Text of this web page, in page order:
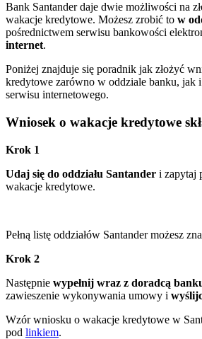
Bank Santander daje dwie możliwości na
wakacje kredytowe. Możesz zrobić to w
pośrednictwem serwisu bankowości
internet.
Poniżej znajduje się poradnik jak złożyć
kredytowe zarówno w oddziale banku, jak
serwisu internetowego.
Wniosek o wakacje kredytowe
Krok 1
Udaj się do oddziału Santander i zapytaj
wakacje kredytowe.
Pełną listę oddziałów Santander możesz
Krok 2
Następnie wypełnij wraz z doradcą
zawieszenie wykonywania umowy i
Wzór wniosku o wakacje kredytowe w
pod linkiem.